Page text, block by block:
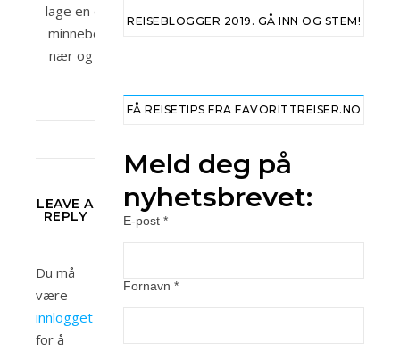
lage en digital
minnebok fra
nær og fjern.
LEAVE A
REPLY
Du må
være
innlogget
for å
REISEBLOGGER 2019. GÅ INN OG STEM!
FÅ REISETIPS FRA FAVORITTREISER.NO
Meld deg på
nyhetsbrevet:
E-post *
Fornavn *